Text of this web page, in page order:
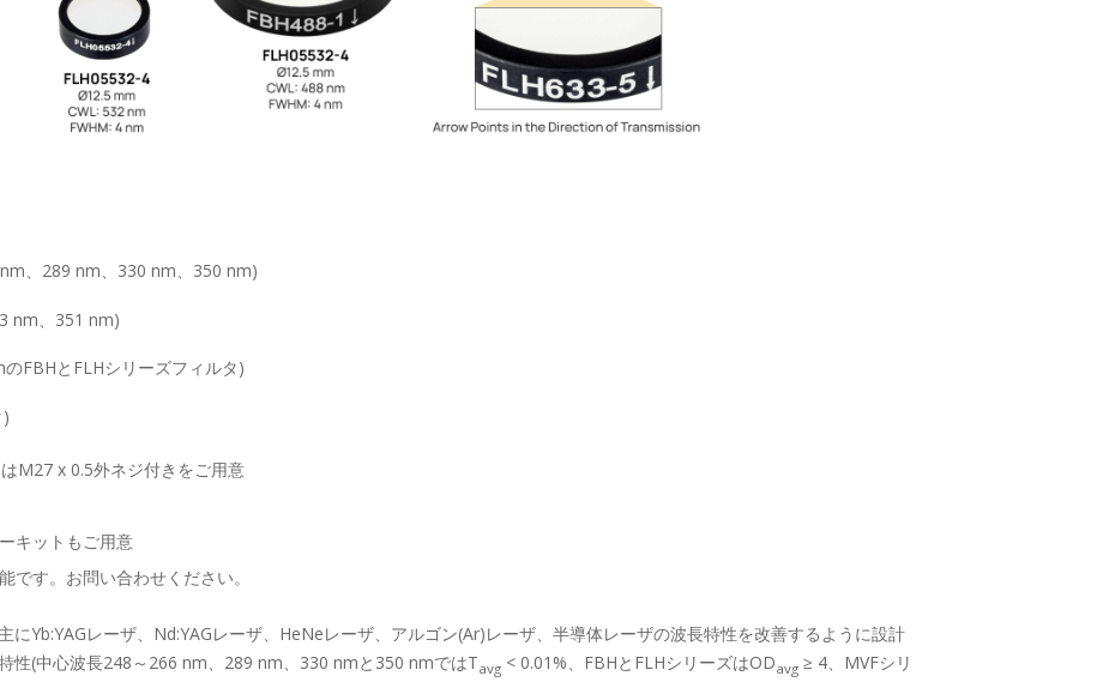
、289 nm、330 nm、350 nm)
nm、351 nm)
FBHとFLHシリーズフィルタ)
M27 x 0.5外ネジ付きをご用意
キットもご用意
です。お問い合わせください。
にYb:YAGレーザ、Nd:YAGレーザ、HeNeレーザ、アルゴン(Ar)レーザ、半導体レーザの波長特性を改善するように設計
性(中心波長248～266 nm、289 nm、330 nmと350 nmではTavg < 0.01%、FBHとFLHシリーズはODavg ≥ 4、MVFシリ